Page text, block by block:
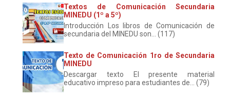
Textos de Comunicación Secundaria
MINEDU (1º a 5º)
Introducción Los libros de Comunicación de
secundaria del MINEDU son... (117)
Texto de Comunicación 1ro de Secundaria
MINEDU
Descargar texto El presente material
educativo impreso para estudiantes de... (79)